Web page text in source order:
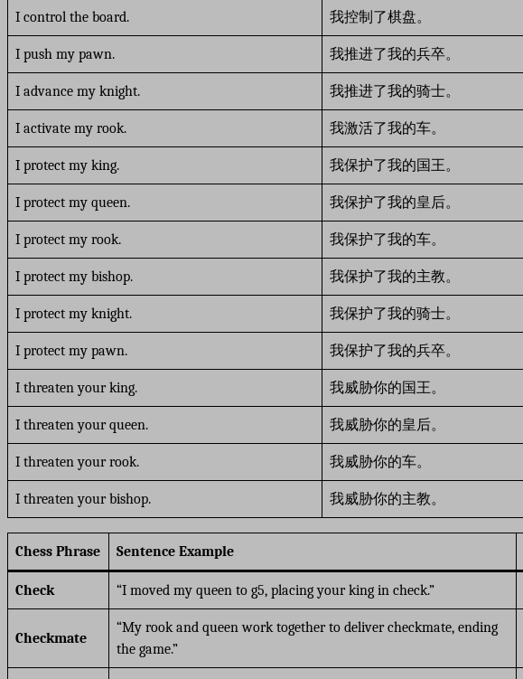
I control the board. 我控制了棋盘。
I push my pawn. 我推进了我的兵卒。
I advance my knight. 我推进了我的骑士。
I activate my rook. 我激活了我的车。
I protect my king. 我保护了我的国王。
I protect my queen. 我保护了我的皇后。
I protect my rook. 我保护了我的车。
I protect my bishop. 我保护了我的主教。
I protect my knight. 我保护了我的骑士。
I protect my pawn. 我保护了我的兵卒。
I threaten your king. 我威胁你的国王。
I threaten your queen. 我威胁你的皇后。
I threaten your rook. 我威胁你的车。
I threaten your bishop. 我威胁你的主教。
Chess Phrase Sentence Example
Check “I moved my queen to g5, placing your king in check.”
Checkmate
“My rook and queen work together to deliver checkmate, ending
the game.”